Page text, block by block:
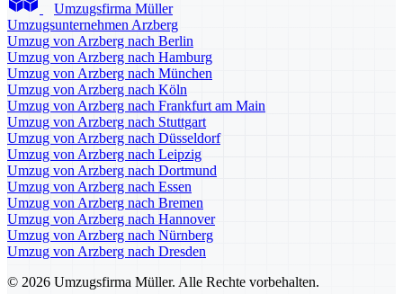
Umzugsfirma Müller
Umzugsunternehmen Arzberg
Umzug von Arzberg nach Berlin
Umzug von Arzberg nach Hamburg
Umzug von Arzberg nach München
Umzug von Arzberg nach Köln
Umzug von Arzberg nach Frankfurt am Main
Umzug von Arzberg nach Stuttgart
Umzug von Arzberg nach Düsseldorf
Umzug von Arzberg nach Leipzig
Umzug von Arzberg nach Dortmund
Umzug von Arzberg nach Essen
Umzug von Arzberg nach Bremen
Umzug von Arzberg nach Hannover
Umzug von Arzberg nach Nürnberg
Umzug von Arzberg nach Dresden
© 2026 Umzugsfirma Müller. Alle Rechte vorbehalten.